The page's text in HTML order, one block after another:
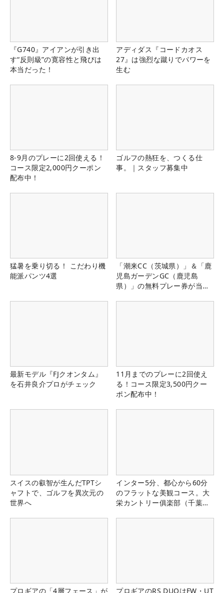
『G740』アイアンが引き出
す“反則級”の寛容性と飛びは
本当だった！
アディダス『コードカオス
27』は強烈な蹴りでパワーを
生む
8-9月のプレーに2回使える！
コース限定2,000円クーポン
配布中！
ゴルフの熱狂を、つくる仕
事。｜スタッフ募集中
猛暑を乗り切る！ こだわり機
能派パンツ4選
「潮来CC（茨城県）」＆「鹿
児島ガーデンGC（鹿児島
県）」の無料プレー券が当た
最新モデル『FJクオンタム』
を石井良介プロがチェック
11月までのプレーに2回使え
る！コース限定3,500円クー
ポン配布中！
スイスの叡智が生んだTPTシ
ャフトで、ゴルフを異次元の
世界へ
インター5分、都心から60分
のフラットな美観コース。大
栄カントリー俱楽部（千葉
プロギアの「4層フェース」が
プロギアのRS DUOはFW・UT